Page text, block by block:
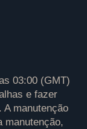
Suporte
03:00 (GMT)
e fazer
manutenção
manutenção,